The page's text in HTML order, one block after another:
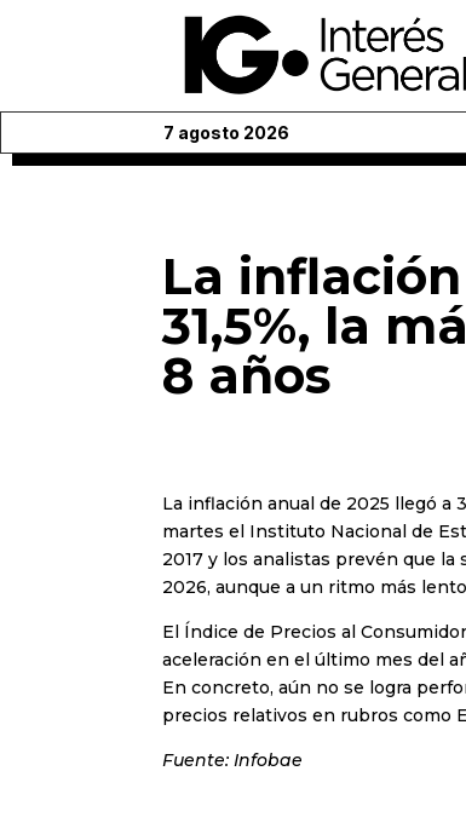
7 agosto 2026
La
31,5%, la
8 años
La inflación anual de 2025 llegó a
martes el Instituto Nacional de
2017 y los analistas prevén que
2026, aunque a un ritmo más
El Índice de Precios al
aceleración en el último mes del
En concreto, aún no se logra
precios relativos en rubros como
Fuente: Infobae